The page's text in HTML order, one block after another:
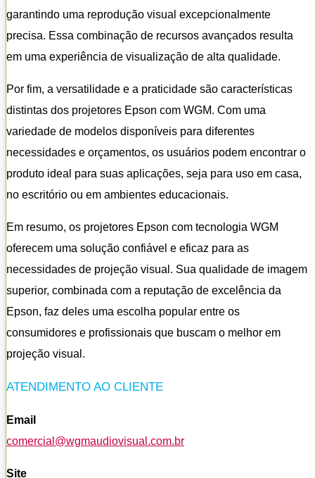
garantindo uma reprodução visual excepcionalmente
precisa. Essa combinação de recursos avançados resulta
em uma experiência de visualização de alta qualidade.
Por fim, a versatilidade e a praticidade são características
distintas dos projetores Epson com WGM. Com uma
variedade de modelos disponíveis para diferentes
necessidades e orçamentos, os usuários podem encontrar o
produto ideal para suas aplicações, seja para uso em casa,
no escritório ou em ambientes educacionais.
Em resumo, os projetores Epson com tecnologia WGM
oferecem uma solução confiável e eficaz para as
necessidades de projeção visual. Sua qualidade de imagem
superior, combinada com a reputação de excelência da
Epson, faz deles uma escolha popular entre os
consumidores e profissionais que buscam o melhor em
projeção visual.
ATENDIMENTO AO CLIENTE
Email
comercial@wgmaudiovisual.com.br
Site